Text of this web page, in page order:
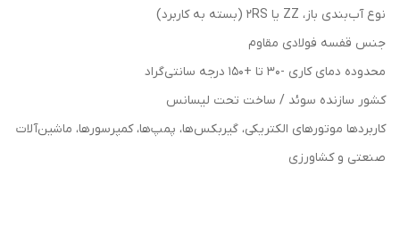
نوع آب‌بندی باز، ZZ یا 2RS (بسته به کاربرد)
جنس قفسه فولادی مقاوم
محدوده دمای کاری -30 تا +150 درجه سانتی‌گراد
کشور سازنده سوئد / ساخت تحت لیسانس
کاربردها موتورهای الکتریکی، گیربکس‌ها، پمپ‌ها، کمپرسورها، ماشین‌آلات
صنعتی و کشاورزی